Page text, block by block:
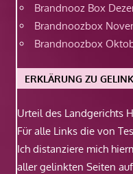
Brandnooz Box
Brandnoozbox
Brandnoozbox
ERKLÄRUNG ZU
Urteil des Landgerichts
Für alle Links die von
Ich distanziere mich
aller gelinkten Seiten